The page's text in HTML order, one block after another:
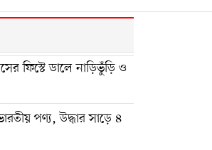
ফিস্টে ডালে নাড়িভুঁড়ি ও
পণ্য, উদ্ধার সাড়ে ৪